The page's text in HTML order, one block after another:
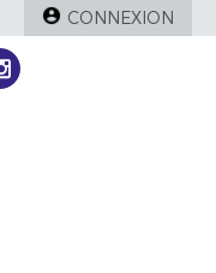
CONNEXION